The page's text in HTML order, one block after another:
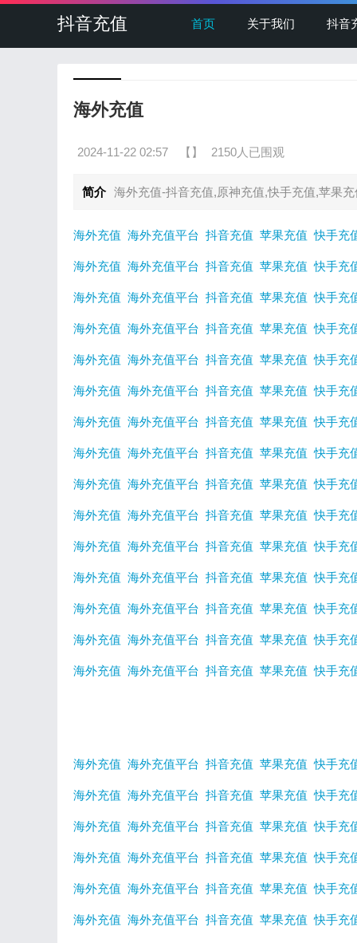
抖音充值 首页 关于我们 抖音
海外充值
2024-11-22 02:57 【 】 2150人已围观
简介 海外充值-抖音充值,原神充值,快手充值,苹果
海外充值 海外充值平台 抖音充值 苹果充值 快手充
海外充值 海外充值平台 抖音充值 苹果充值 快手充
海外充值 海外充值平台 抖音充值 苹果充值 快手充
海外充值 海外充值平台 抖音充值 苹果充值 快手充
海外充值 海外充值平台 抖音充值 苹果充值 快手充
海外充值 海外充值平台 抖音充值 苹果充值 快手充
海外充值 海外充值平台 抖音充值 苹果充值 快手充
海外充值 海外充值平台 抖音充值 苹果充值 快手充
海外充值 海外充值平台 抖音充值 苹果充值 快手充
海外充值 海外充值平台 抖音充值 苹果充值 快手充
海外充值 海外充值平台 抖音充值 苹果充值 快手充
海外充值 海外充值平台 抖音充值 苹果充值 快手充
海外充值 海外充值平台 抖音充值 苹果充值 快手充
海外充值 海外充值平台 抖音充值 苹果充值 快手充
海外充值 海外充值平台 抖音充值 苹果充值 快手充
海外充值 海外充值平台 抖音充值 苹果充值 快手充
海外充值 海外充值平台 抖音充值 苹果充值 快手充
海外充值 海外充值平台 抖音充值 苹果充值 快手充
海外充值 海外充值平台 抖音充值 苹果充值 快手充
海外充值 海外充值平台 抖音充值 苹果充值 快手充
海外充值 海外充值平台 抖音充值 苹果充值 快手充